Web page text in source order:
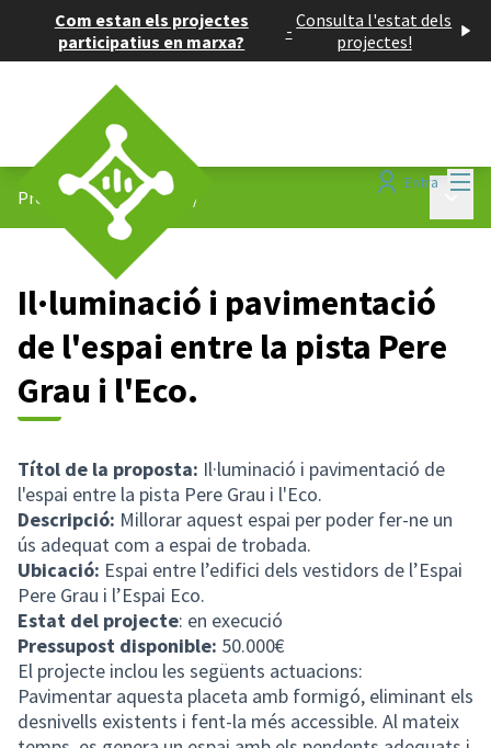
Com estan els projectes
participatius en marxa?
- Consulta l'estat dels
projectes!
Entra
Projectes participatius /
Il·luminació i pavimentació
de l'espai entre la pista Pere
Grau i l'Eco.
Títol de la proposta: Il·luminació i pavimentació de
l'espai entre la pista Pere Grau i l'Eco.
Descripció: Millorar aquest espai per poder fer-ne un
ús adequat com a espai de trobada.
Ubicació: Espai entre l’edifici dels vestidors de l’Espai
Pere Grau i l’Espai Eco.
Estat del projecte: en execució
Pressupost disponible: 50.000€
El projecte inclou les següents actuacions:
Pavimentar aquesta placeta amb formigó, eliminant els
desnivells existents i fent-la més accessible. Al mateix